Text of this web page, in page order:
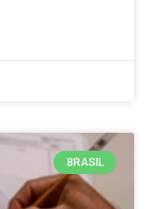
BRASIL